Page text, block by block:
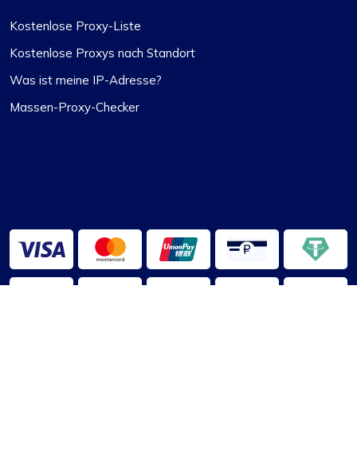
Kostenlose Proxy-Liste
Kostenlose Proxys nach Standort
Was ist meine IP-Adresse?
Massen-Proxy-Checker